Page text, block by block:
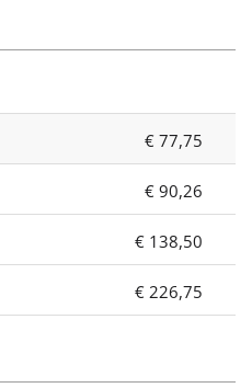
€ 77,75
€ 90,26
€ 138,50
€ 226,75